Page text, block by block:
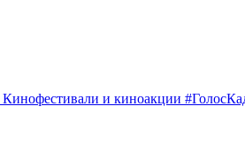
Кинофестивали и киноакции